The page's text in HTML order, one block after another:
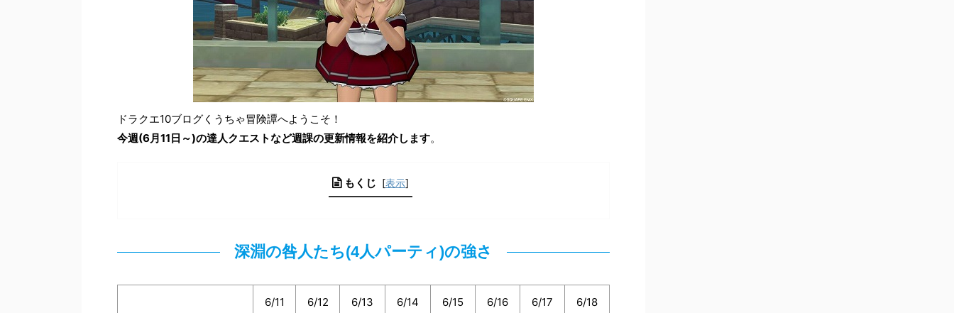
ドラクエ10ブログくうちゃ冒険譚へようこそ！
今週(6 月11日～)の達人クエストなど週課の更新情報を紹介します。
もくじ [表示]
深淵の咎人たち(4人パーティ)の強さ
6/11
6/12
6/13
6/14
6/15
6/16
6/17
6/18